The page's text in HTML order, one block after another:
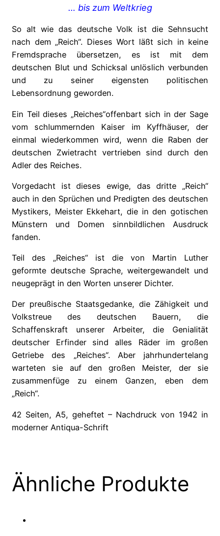
… bis zum Weltkrieg
So alt wie das deutsche Volk ist die Sehnsucht
nach dem „Reich“. Dieses Wort läßt sich in keine
Fremdsprache übersetzen, es ist mit dem
deutschen Blut und Schicksal unlöslich verbunden
und zu seiner eigensten politischen
Lebensordnung geworden.
Ein Teil dieses „Reiches“offenbart sich in der Sage
vom schlummernden Kaiser im Kyffhäuser, der
einmal wiederkommen wird, wenn die Raben der
deutschen Zwietracht vertrieben sind durch den
Adler des Reiches.
Vorgedacht ist dieses ewige, das dritte „Reich“
auch in den Sprüchen und Predigten des deutschen
Mystikers, Meister Ekkehart, die in den gotischen
Münstern und Domen sinnbildlichen Ausdruck
fanden.
Teil des „Reiches“ ist die von Martin Luther
geformte deutsche Sprache, weitergewandelt und
neugeprägt in den Worten unserer Dichter.
Der preußische Staatsgedanke, die Zähigkeit und
Volkstreue des deutschen Bauern, die
Schaffenskraft unserer Arbeiter, die Genialität
deutscher Erfinder sind alles Räder im großen
Getriebe des „Reiches“. Aber jahrhundertelang
warteten sie auf den großen Meister, der sie
zusammenfüge zu einem Ganzen, eben dem
„Reich“.
42 Seiten, A5, geheftet – Nachdruck von 1942 in
moderner Antiqua-Schrift
Ähnliche Produkte